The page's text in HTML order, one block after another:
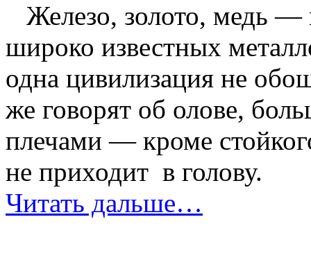
Железо, золото, медь —
широко известных
одна цивилизация не
же говорят об олове,
плечами — кроме
не приходит в голову.
Читать дальше…